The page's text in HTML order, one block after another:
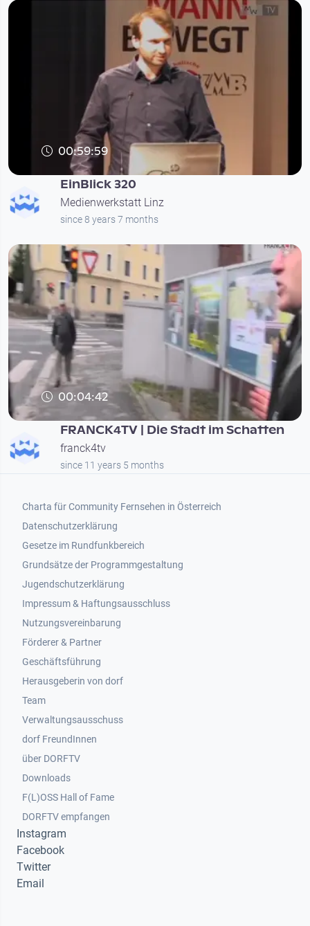
00:59:59
EinBlick 320
Medienwerkstatt Linz
since 8 years 7 months
00:04:42
FRANCK4TV | Die Stadt im Schatten
franck4tv
since 11 years 5 months
Footer 1
Charta für Community Fernsehen in Österreich
Datenschutzerklärung
Gesetze im Rundfunkbereich
Grundsätze der Programmgestaltung
Jugendschutzerklärung
Impressum & Haftungsausschluss
Nutzungsvereinbarung
Footer 2
Förderer & Partner
Geschäftsführung
Herausgeberin von dorf
Team
Verwaltungsausschuss
dorf FreundInnen
Footer 3
über DORFTV
Downloads
F(L)OSS Hall of Fame
Footer 4
DORFTV empfangen
Instagram
Facebook
Twitter
Email